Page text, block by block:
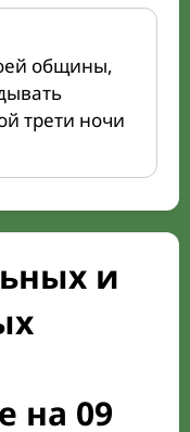
общины,
трети ночи
и
на 09